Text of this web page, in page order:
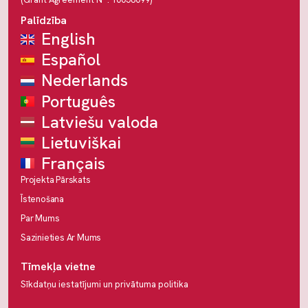
Palīdzība
Projekta Pārskats
Īstenošana
Par Mums
Sazinieties Ar Mums
English
Español
Nederlands
Português
Latviešu valoda
Lietuviškai
Français
Tīmekļa vietne
Sīkdatņu iestatījumi un privātuma politika